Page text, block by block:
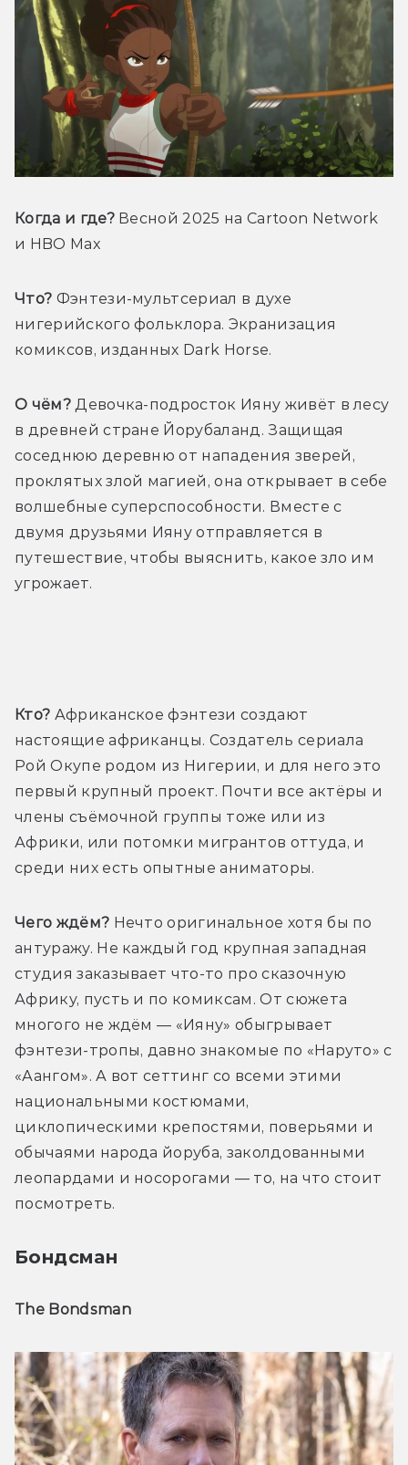
Когда и где? Весной 2025 на Cartoon Network
и HBO Max
Что? Фэнтези-мультсериал в духе
нигерийского фольклора. Экранизация
комиксов, изданных Dark Horse.
О чём? Девочка-подросток Ияну живёт в лесу
в древней стране Йорубаланд. Защищая
соседнюю деревню от нападения зверей,
проклятых злой магией, она открывает в себе
волшебные суперспособности. Вместе с
двумя друзьями Ияну отправляется в
путешествие, чтобы выяснить, какое зло им
угрожает.
Кто? Африканское фэнтези создают
настоящие африканцы. Создатель сериала
Рой Окупе родом из Нигерии, и для него это
первый крупный проект. Почти все актёры и
члены съёмочной группы тоже или из
Африки, или потомки мигрантов оттуда, и
среди них есть опытные аниматоры.
Чего ждём? Нечто оригинальное хотя бы по
антуражу. Не каждый год крупная западная
студия заказывает что-то про сказочную
Африку, пусть и по комиксам. От сюжета
многого не ждём — «Ияну» обыгрывает
фэнтези-тропы, давно знакомые по «Наруто» с
«Аангом». А вот сеттинг со всеми этими
национальными костюмами,
циклопическими крепостями, поверьями и
обычаями народа йоруба, заколдованными
леопардами и носорогами — то, на что стоит
посмотреть.
Бондсман
The Bondsman